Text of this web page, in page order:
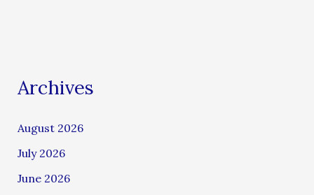
Archives
August 2026
July 2026
June 2026